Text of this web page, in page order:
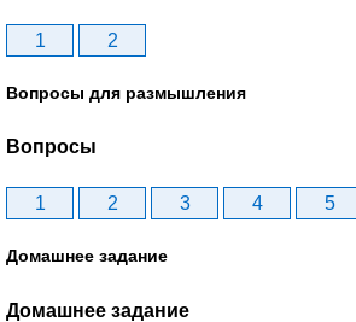
1 2
Вопросы для размышления
Вопросы
1 2 3 4 5
Домашнее задание
Домашнее задание